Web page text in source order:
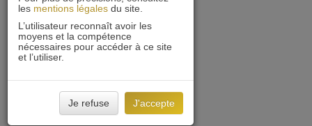
octobre 2024
septembre 2024
août 2024
avril 2024
mars 2024
les mentions légales du site.
L’utilisateur reconnaît avoir les
moyens et la compétence
nécessaires pour accéder à ce site
et l’utiliser.
Je refuse J'accepte